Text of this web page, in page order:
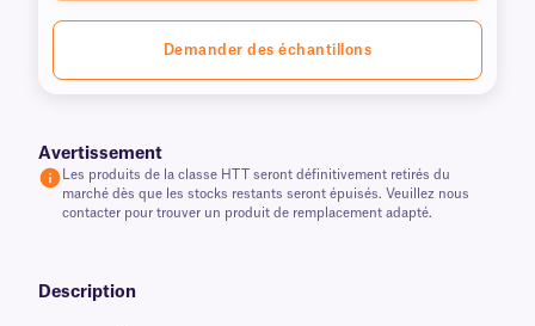
Demander des échantillons
Avertissement
Les produits de la classe HTT seront définitivement retirés du
marché dès que les stocks restants seront épuisés. Veuillez nous
contacter pour trouver un produit de remplacement adapté.
Description